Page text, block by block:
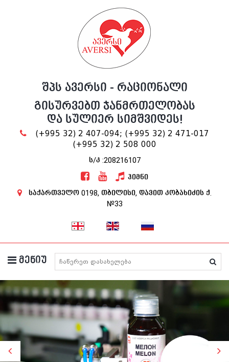
შპს ავერსი - რაციონალი
გისურვებთ ჯანმრთელობას
და სულიერ სიმშვიდეს!
(+995 32) 2 407-094; (+995 32) 2 471-017
(+995 32) 2 508 000
ს/კ :208216107
ჰიმნი
საქართველო 0198, თბილისი, დავით კობახიძის ქ.
№33
მენიუ მედიკამენტების ძიება